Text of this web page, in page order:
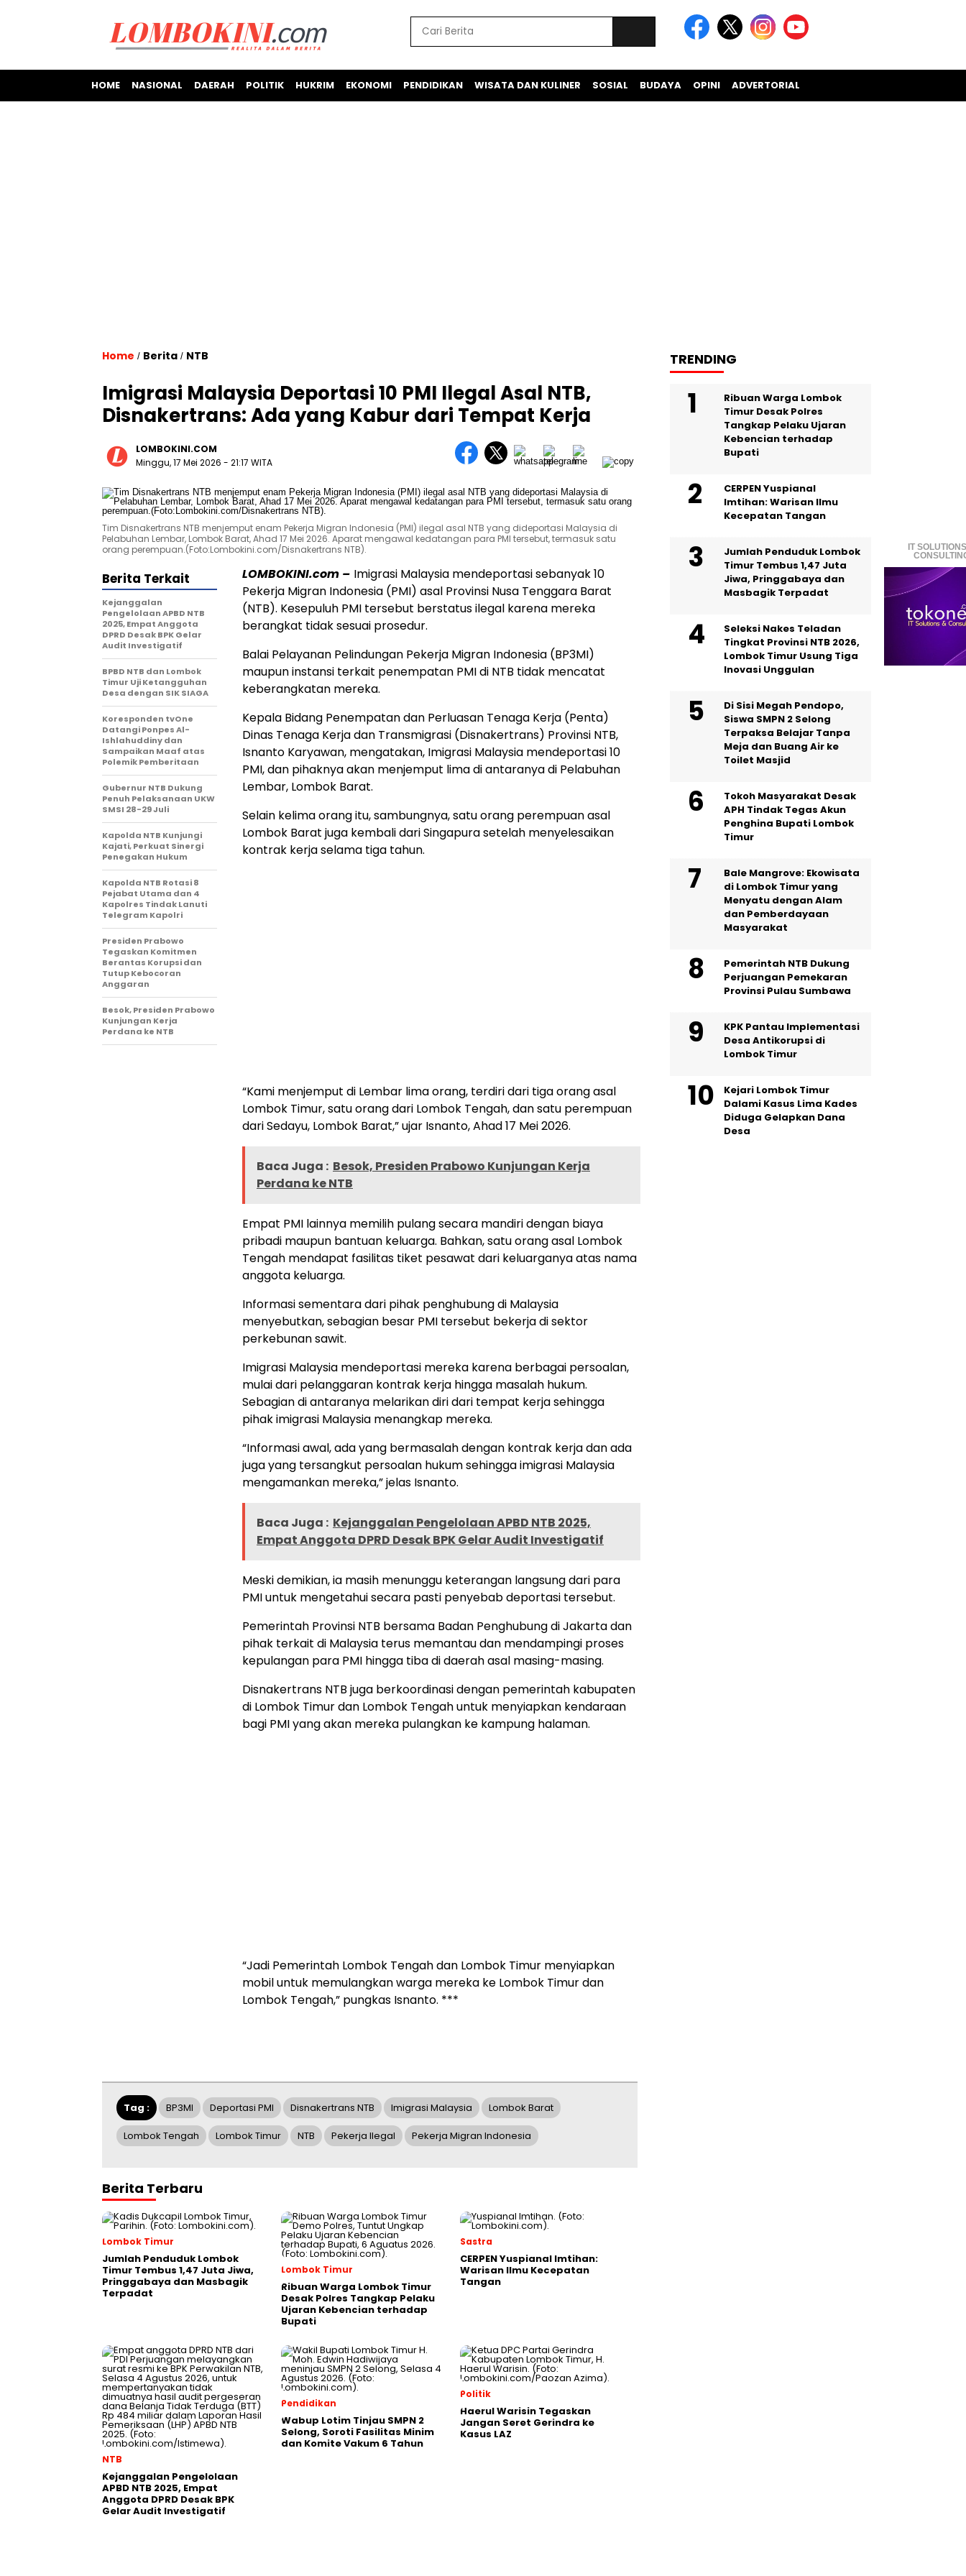
HOME NASIONAL DAERAH POLITIK HUKRIM EKONOMI PENDIDIKAN WISATA DAN KULINER SOSIAL BUDAYA OPINI ADVERTORIAL
IT
Home / Berita / NTB
Imigrasi Malaysia Deportasi 10 PMI Ilegal Asal NTB,
Disnakertrans: Ada yang Kabur dari Tempat Kerja
LOMBOKINI.COM
Minggu, 17 Mei 2026 - 21:17 WITA
Tim Disnakertrans NTB menjemput enam Pekerja Migran Indonesia (PMI) ilegal asal NTB yang dideportasi Malaysia di
Pelabuhan Lembar, Lombok Barat, Ahad 17 Mei 2026. Aparat mengawal kedatangan para PMI tersebut, termasuk satu
orang perempuan.(Foto:Lombokini.com/Disnakertrans NTB).
LOMBOKINI.com – Imigrasi Malaysia mendeportasi sebanyak 10
Pekerja Migran Indonesia (PMI) asal Provinsi Nusa Tenggara Barat
(NTB). Kesepuluh PMI tersebut berstatus ilegal karena mereka
berangkat tidak sesuai prosedur.
Balai Pelayanan Pelindungan Pekerja Migran Indonesia (BP3MI)
maupun instansi terkait penempatan PMI di NTB tidak mencatat
keberangkatan mereka.
Kepala Bidang Penempatan dan Perluasan Tenaga Kerja (Penta)
Dinas Tenaga Kerja dan Transmigrasi (Disnakertrans) Provinsi NTB,
Isnanto Karyawan, mengatakan, Imigrasi Malaysia mendeportasi 10
PMI, dan pihaknya akan menjemput lima di antaranya di Pelabuhan
Lembar, Lombok Barat.
Selain kelima orang itu, sambungnya, satu orang perempuan asal
Lombok Barat juga kembali dari Singapura setelah menyelesaikan
kontrak kerja selama tiga tahun.
“Kami menjemput di Lembar lima orang, terdiri dari tiga orang asal
Lombok Timur, satu orang dari Lombok Tengah, dan satu perempuan
dari Sedayu, Lombok Barat,” ujar Isnanto, Ahad 17 Mei 2026.
Baca Juga : Besok, Presiden Prabowo Kunjungan Kerja
Perdana ke NTB
Empat PMI lainnya memilih pulang secara mandiri dengan biaya
pribadi maupun bantuan keluarga. Bahkan, satu orang asal Lombok
Tengah mendapat fasilitas tiket pesawat dari keluarganya atas nama
anggota keluarga.
Informasi sementara dari pihak penghubung di Malaysia
menyebutkan, sebagian besar PMI tersebut bekerja di sektor
perkebunan sawit.
Imigrasi Malaysia mendeportasi mereka karena berbagai persoalan,
mulai dari pelanggaran kontrak kerja hingga masalah hukum.
Sebagian di antaranya melarikan diri dari tempat kerja sehingga
pihak imigrasi Malaysia menangkap mereka.
“Informasi awal, ada yang bermasalah dengan kontrak kerja dan ada
juga yang tersangkut persoalan hukum sehingga imigrasi Malaysia
mengamankan mereka,” jelas Isnanto.
Baca Juga : Kejanggalan Pengelolaan APBD NTB 2025,
Empat Anggota DPRD Desak BPK Gelar Audit Investigatif
Meski demikian, ia masih menunggu keterangan langsung dari para
PMI untuk mengetahui secara pasti penyebab deportasi tersebut.
Pemerintah Provinsi NTB bersama Badan Penghubung di Jakarta dan
pihak terkait di Malaysia terus memantau dan mendampingi proses
kepulangan para PMI hingga tiba di daerah asal masing-masing.
Disnakertrans NTB juga berkoordinasi dengan pemerintah kabupaten
di Lombok Timur dan Lombok Tengah untuk menyiapkan kendaraan
bagi PMI yang akan mereka pulangkan ke kampung halaman.
“Jadi Pemerintah Lombok Tengah dan Lombok Timur menyiapkan
mobil untuk memulangkan warga mereka ke Lombok Timur dan
Lombok Tengah,” pungkas Isnanto. ***
Berita Terkait
Kejanggalan
Pengelolaan APBD NTB
2025, Empat Anggota
DPRD Desak BPK Gelar
Audit Investigatif
BPBD NTB dan Lombok
Timur Uji Ketangguhan
Desa dengan SIK SIAGA
Koresponden tvOne
Datangi Ponpes Al-
Ishlahuddiny dan
Sampaikan Maaf atas
Polemik Pemberitaan
Gubernur NTB Dukung
Penuh Pelaksanaan UKW
SMSI 28-29 Juli
Kapolda NTB Kunjungi
Kajati, Perkuat Sinergi
Penegakan Hukum
Kapolda NTB Rotasi 8
Pejabat Utama dan 4
Kapolres Tindak Lanuti
Telegram Kapolri
Presiden Prabowo
Tegaskan Komitmen
Berantas Korupsi dan
Tutup Kebocoran
Anggaran
Besok, Presiden Prabowo
Kunjungan Kerja
Perdana ke NTB
Tag : BP3MI Deportasi PMI Disnakertrans NTB Imigrasi Malaysia Lombok Barat
Lombok Tengah Lombok Timur NTB Pekerja Ilegal Pekerja Migran Indonesia
Berita Terbaru
Lombok Timur
Jumlah Penduduk Lombok
Timur Tembus 1,47 Juta Jiwa,
Pringgabaya dan Masbagik
Terpadat
Lombok Timur
Ribuan Warga Lombok Timur
Desak Polres Tangkap Pelaku
Ujaran Kebencian terhadap
Bupati
Sastra
CERPEN Yuspianal Imtihan:
Warisan Ilmu Kecepatan
Tangan
NTB
Kejanggalan Pengelolaan
APBD NTB 2025, Empat
Anggota DPRD Desak BPK
Gelar Audit Investigatif
Pendidikan
Wabup Lotim Tinjau SMPN 2
Selong, Soroti Fasilitas Minim
dan Komite Vakum 6 Tahun
Politik
Haerul Warisin Tegaskan
Jangan Seret Gerindra ke
Kasus LAZ
TRENDING
Ribuan Warga Lombok
Timur Desak Polres
Tangkap Pelaku Ujaran
Kebencian terhadap
Bupati
CERPEN Yuspianal
Imtihan: Warisan Ilmu
Kecepatan Tangan
Jumlah Penduduk Lombok
Timur Tembus 1,47 Juta
Jiwa, Pringgabaya dan
Masbagik Terpadat
Seleksi Nakes Teladan
Tingkat Provinsi NTB 2026,
Lombok Timur Usung Tiga
Inovasi Unggulan
Di Sisi Megah Pendopo,
Siswa SMPN 2 Selong
Terpaksa Belajar Tanpa
Meja dan Buang Air ke
Toilet Masjid
Tokoh Masyarakat Desak
APH Tindak Tegas Akun
Penghina Bupati Lombok
Timur
Bale Mangrove: Ekowisata
di Lombok Timur yang
Menyatu dengan Alam
dan Pemberdayaan
Masyarakat
Pemerintah NTB Dukung
Perjuangan Pemekaran
Provinsi Pulau Sumbawa
KPK Pantau Implementasi
Desa Antikorupsi di
Lombok Timur
Kejari Lombok Timur
Dalami Kasus Lima Kades
Diduga Gelapkan Dana
Desa